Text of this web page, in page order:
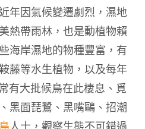
近年因氣候變遷劇烈，濕地
熱帶雨林，也是動植物賴
海岸濕地的物種豐富，有
藤等水生植物，以及每年
有大批候鳥在此棲息、覓
黑面琵鷺、黑嘴鷗、招潮
人士，觀察生態不可錯過